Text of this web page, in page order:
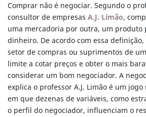
Comprar não é negociar. Segundo o
consultor de empresas A.J. Limão,
uma mercadoria por outra, um produto
dinheiro. De acordo com essa
setor de compras ou suprimentos de
limite a cotar preços e obter o mais
considerar um bom negociador. A
explica o professor A.J. Limão é um
em que dezenas de variáveis, como
o perfil do negociador, influenciam o